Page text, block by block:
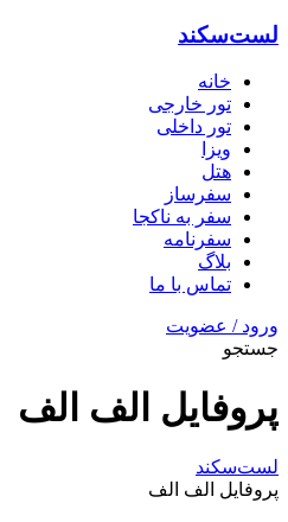
لست‌سکند
خانه
تور خارجی
تور داخلی
ویزا
هتل‌
سفرساز
سفر به ناکجا
سفرنامه
بلاگ
تماس با ما
ورود / عضویت
جستجو
پروفایل الف الف
لست‌سکند
پروفایل الف الف